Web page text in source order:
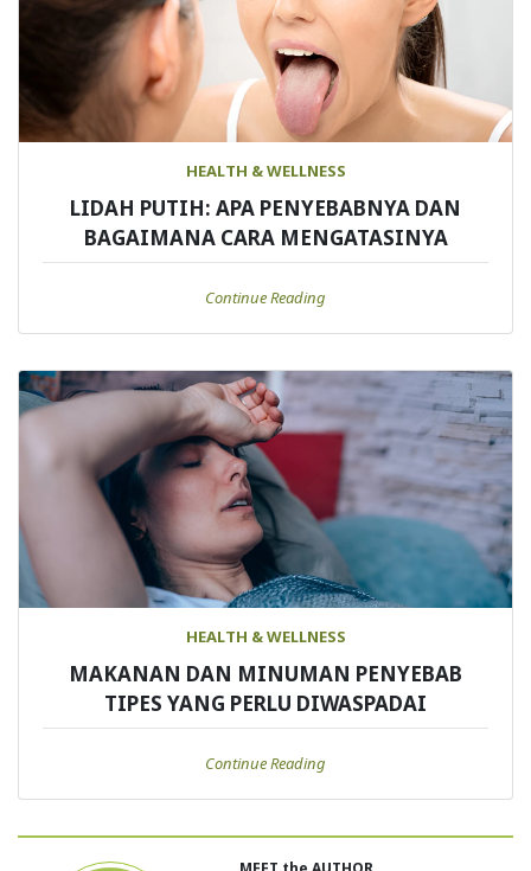
HEALTH & WELLNESS
LIDAH PUTIH: APA PENYEBABNYA DAN
BAGAIMANA CARA MENGATASINYA
Continue Reading
HEALTH & WELLNESS
MAKANAN DAN MINUMAN PENYEBAB
TIPES YANG PERLU DIWASPADAI
Continue Reading